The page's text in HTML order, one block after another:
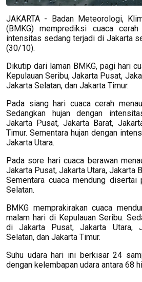
JAKARTA - Badan Meteorologi,
(BMKG) memprediksi cuaca
intensitas sedang terjadi di Jakarta
(30/10).
Dikutip dari laman BMKG, pagi hari
Kepulauan Seribu, Jakarta Pusat,
Jakarta Selatan, dan Jakarta Timur.
Pada siang hari cuaca cerah
Sedangkan hujan dengan
Jakarta Pusat, Jakarta Barat,
Timur. Sementara hujan dengan
Jakarta Utara.
Pada sore hari cuaca berawan
Jakarta Pusat, Jakarta Utara, Jakarta
Sementara cuaca mendung
Selatan.
BMKG memprakirakan cuaca
malam hari di Kepulauan Seribu.
di Jakarta Pusat, Jakarta Utara,
Selatan, dan Jakarta Timur.
Suhu udara hari ini berkisar 24
dengan kelembapan udara antara 68